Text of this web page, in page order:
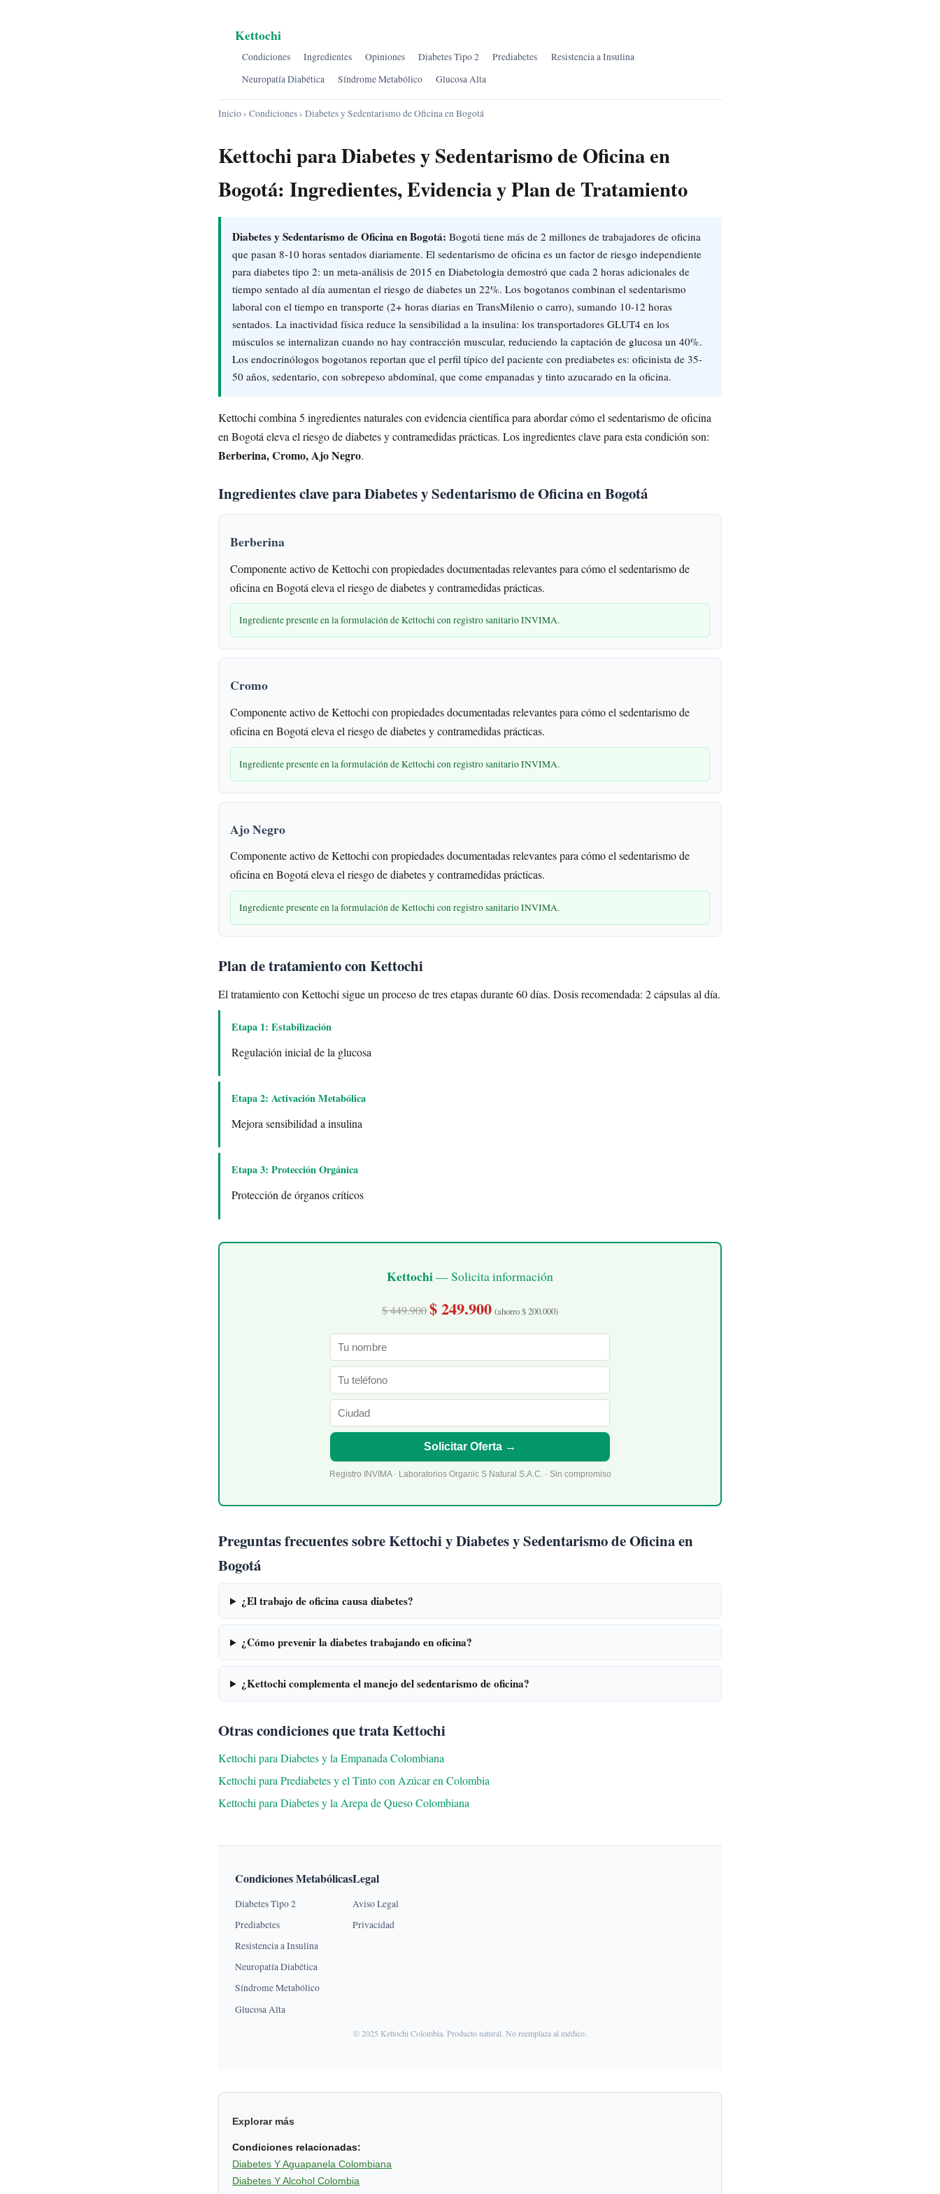
Kettochi
Condiciones Ingredientes Opiniones Diabetes Tipo 2 Prediabetes
Resistencia a Insulina
Neuropatía Diabética
Síndrome Metabólico Glucosa Alta
Inicio› Condiciones› Diabetes y Sedentarismo de Oficina en Bogotá
Kettochi para Diabetes y Sedentarismo de Oficina en
Bogotá: Ingredientes, Evidencia y Plan de Tratamiento
Diabetes y Sedentarismo de Oficina en Bogotá: Bogotá tiene más de 2 millones de trabajadores de oficina
que pasan 8-10 horas sentados diariamente. El sedentarismo de oficina es un factor de riesgo independiente
para diabetes tipo 2: un meta-análisis de 2015 en Diabetologia demostró que cada 2 horas adicionales de
tiempo sentado al día aumentan el riesgo de diabetes un 22%. Los bogotanos combinan el sedentarismo
laboral con el tiempo en transporte (2+ horas diarias en TransMilenio o carro), sumando 10-12 horas
sentados. La inactividad física reduce la sensibilidad a la insulina: los transportadores GLUT4 en los
músculos se internalizan cuando no hay contracción muscular, reduciendo la captación de glucosa un 40%.
Los endocrinólogos bogotanos reportan que el perfil típico del paciente con prediabetes es: oficinista de 35-
50 años, sedentario, con sobrepeso abdominal, que come empanadas y tinto azucarado en la oficina.
Kettochi combina 5 ingredientes naturales con evidencia científica para abordar cómo el sedentarismo de oficina
en Bogotá eleva el riesgo de diabetes y contramedidas prácticas. Los ingredientes clave para esta condición son:
Berberina, Cromo, Ajo Negro.
Ingredientes clave para Diabetes y Sedentarismo de Oficina en Bogotá
Berberina
Componente activo de Kettochi con propiedades documentadas relevantes para cómo el sedentarismo de
oficina en Bogotá eleva el riesgo de diabetes y contramedidas prácticas.
Ingrediente presente en la formulación de Kettochi con registro sanitario INVIMA.
Cromo
Componente activo de Kettochi con propiedades documentadas relevantes para cómo el sedentarismo de
oficina en Bogotá eleva el riesgo de diabetes y contramedidas prácticas.
Ingrediente presente en la formulación de Kettochi con registro sanitario INVIMA.
Ajo Negro
Componente activo de Kettochi con propiedades documentadas relevantes para cómo el sedentarismo de
oficina en Bogotá eleva el riesgo de diabetes y contramedidas prácticas.
Ingrediente presente en la formulación de Kettochi con registro sanitario INVIMA.
Plan de tratamiento con Kettochi
El tratamiento con Kettochi sigue un proceso de tres etapas durante 60 días. Dosis recomendada: 2 cápsulas al día.
Etapa 1: Estabilización
Regulación inicial de la glucosa
Etapa 2: Activación Metabólica
Mejora sensibilidad a insulina
Etapa 3: Protección Orgánica
Protección de órganos críticos
Kettochi— Solicita información
$ 449.900$ 249.900 (ahorro $ 200.000)
Solicitar Oferta →
Registro INVIMA · Laboratorios Organic S Natural S.A.C. · Sin compromiso
Preguntas frecuentes sobre Kettochi y Diabetes y Sedentarismo de Oficina en
Bogotá
¿El trabajo de oficina causa diabetes?
¿Cómo prevenir la diabetes trabajando en oficina?
¿Kettochi complementa el manejo del sedentarismo de oficina?
Otras condiciones que trata Kettochi
Kettochi para Diabetes y la Empanada Colombiana
Kettochi para Prediabetes y el Tinto con Azúcar en Colombia
Kettochi para Diabetes y la Arepa de Queso Colombiana
Condiciones Metabólicas
Diabetes Tipo 2
Prediabetes
Resistencia a Insulina
Neuropatía Diabética
Síndrome Metabólico
Glucosa Alta
Legal
Aviso Legal
Privacidad
© 2025 Kettochi Colombia. Producto natural. No reemplaza al médico.
Explorar más
Condiciones relacionadas:
Diabetes Y Aguapanela Colombiana
Diabetes Y Alcohol Colombia